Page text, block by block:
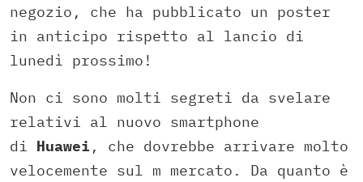
negozio, che ha pubblicato un poster
in anticipo rispetto al lancio di
lunedì prossimo!
Non ci sono molti segreti da svelare
relativi al nuovo smartphone
di Huawei , che dovrebbe arrivare molto
velocemente sul m mercato. Da quanto è